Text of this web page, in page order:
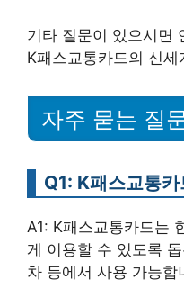
기타 질문이 있으시면
K패스교통카드의 신
자주 묻는 질
Q1: K패스교통
A1: K패스교통카드는
게 이용할 수 있도록
차 등에서 사용 가능합